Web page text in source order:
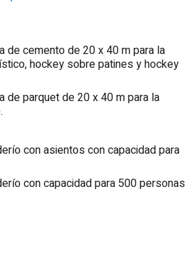
de cemento de 20 x 40 m para la
hockey sobre patines y hockey
de parquet de 20 x 40 m para la
con asientos con capacidad para
con capacidad para 500 personas